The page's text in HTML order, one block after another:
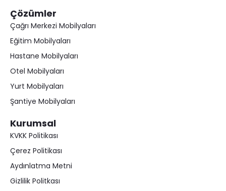
Çözümler
Çağrı Merkezi Mobilyaları
Eğitim Mobilyaları
Hastane Mobilyaları
Otel Mobilyaları
Yurt Mobilyaları
Şantiye Mobilyaları
Kurumsal
KVKK Politikası
Çerez Politikası
Aydınlatma Metni
Gizlilik Politkası